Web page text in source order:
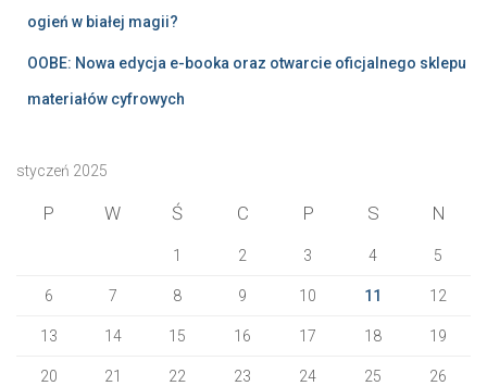
ogień w białej magii?
OOBE: Nowa edycja e-booka oraz otwarcie oficjalnego sklepu
materiałów cyfrowych
styczeń 2025
P W Ś C P S N
1 2 3 4 5
6 7 8 9 10 11 12
13 14 15 16 17 18 19
20 21 22 23 24 25 26